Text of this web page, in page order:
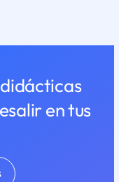
en tus